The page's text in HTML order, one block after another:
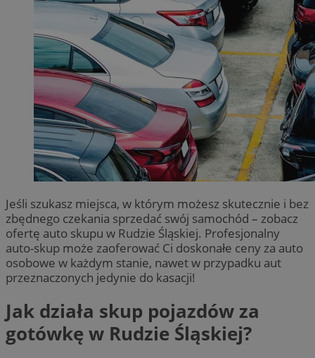
Jeśli szukasz miejsca, w którym możesz skutecznie i bez
zbędnego czekania sprzedać swój samochód – zobacz
ofertę auto skupu w Rudzie Śląskiej. Profesjonalny
auto-skup może zaoferować Ci doskonałe ceny za auto
osobowe w każdym stanie, nawet w przypadku aut
przeznaczonych jedynie do kasacji!
Jak działa skup pojazdów za
gotówkę w Rudzie Śląskiej?